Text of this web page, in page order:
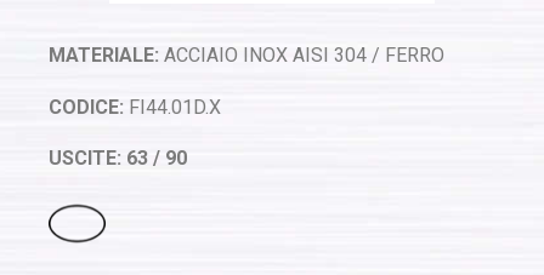
MATERIALE: ACCIAIO INOX AISI 304 / FERRO
CODICE: FI44.01D.X
USCITE: 63 / 90